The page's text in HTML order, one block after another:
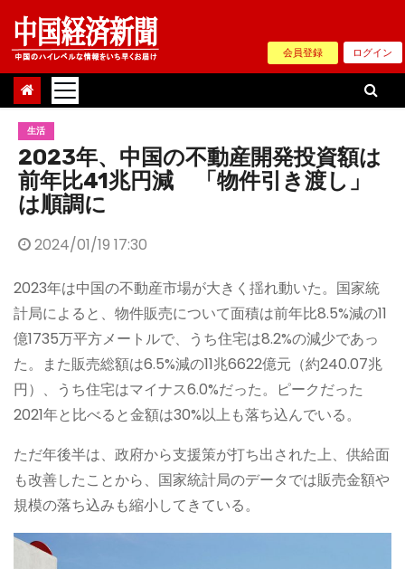
Skip
content
会員登録 ログイン
生活
2023年、中国の不動産開発投資額は
前年比41兆円減 「物件引き渡し」
は順調に
2024/01/19 17:30
2023年は中国の不動産市場が大きく揺れ動いた。国家統
計局によると、物件販売について面積は前年比8.5%減の11
億1735万平方メートルで、うち住宅は8.2%の減少であっ
た。また販売総額は6.5%減の11兆6622億元（約240.07兆
円）、うち住宅はマイナス6.0%だった。ピークだった
2021年と比べると金額は30%以上も落ち込んでいる。
ただ年後半は、政府から支援策が打ち出された上、供給面
も改善したことから、国家統計局のデータでは販売金額や
規模の落ち込みも縮小してきている。